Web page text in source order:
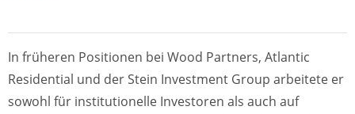
In früheren Positionen bei Wood Partners, Atlantic
Residential und der Stein Investment Group arbeitete er
sowohl für institutionelle Investoren als auch auf